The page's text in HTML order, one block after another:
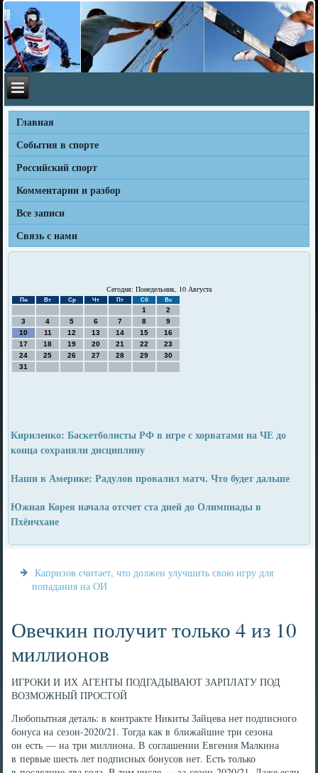
Главная
События в спорте
Российский спорт
Комментарии и разбор
Все записи
Связь с нами
Сегодня: Понедельник, 10 Августа
Пн Вт Ср Чт Пт Сб Вс
1
2
3
4 5 6 7 8
9
10
11 12 13 14 15
16
17
18 19 20 21 22
23
24
25 26 27 28 29
30
31
Кириленко: Баскетболисты РФ в игре с хорватами на ЧЕ до
конца сохраняли дисциплину
Наши в Америке: Радулов провалил матч. Что будет дальше
Южная Корея начала отсчет ста дней до Олимпиады в
Пхёнчхане
Капризов считает, что должен улучшить свою игру для
попадания на ОИ
Овечкин получит только 4 из 10
миллионов
ИГРОКИ И ИХ АГЕНТЫ ПОДГАДЫВАЮТ ЗАРПЛАТУ ПОД
ВОЗМОЖНЫЙ ПРОСТОЙ
Любопытная деталь: в контракте Никиты Зайцева нет подписного
бонуса на сезон-2020/21. Тогда как в ближайшие три сезона
он есть — на три миллиона. В соглашении Евгения Малкина
в первые шесть лет подписных бонусов нет. Есть только